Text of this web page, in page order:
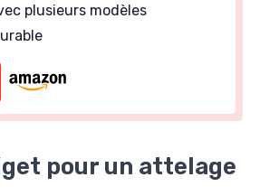
plusieurs modèles
pour un attelage